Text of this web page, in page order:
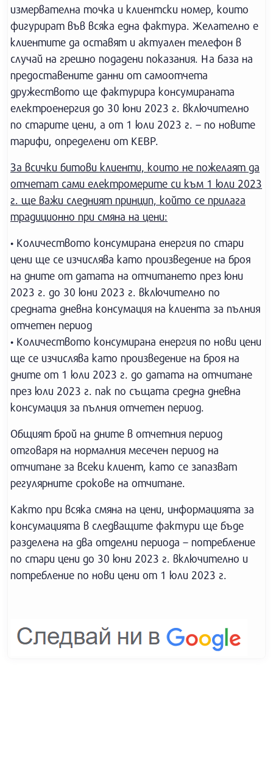
измервателна точка и клиентски номер, които
фигурират във всяка една фактура. Желателно е
клиентите да оставят и актуален телефон в
случай на грешно подадени показания. На база на
предоставените данни от самоотчета
дружеството ще фактурира консумираната
електроенергия до 30 юни 2023 г. включително
по старите цени, а от 1 юли 2023 г. – по новите
тарифи, определени от КЕВР.
За всички битови клиенти, които не пожелаят да
отчетат сами електромерите си към 1 юли 2023
г. ще важи следният принцип, който се прилага
традиционно при смяна на цени:
• Количеството консумирана енергия по стари
цени ще се изчислява като произведение на броя
на дните от датата на отчитането през юни
2023 г. до 30 юни 2023 г. включително по
средната дневна консумация на клиента за пълния
отчетен период
• Количеството консумирана енергия по нови цени
ще се изчислява като произведение на броя на
дните от 1 юли 2023 г. до датата на отчитане
през юли 2023 г. пак по същата средна дневна
консумация за пълния отчетен период.
Общият брой на дните в отчетния период
отговаря на нормалния месечен период на
отчитане за всеки клиент, като се запазват
регулярните срокове на отчитане.
Както при всяка смяна на цени, информацията за
консумацията в следващите фактури ще бъде
разделена на два отделни периода – потребление
по стари цени до 30 юни 2023 г. включително и
потребление по нови цени от 1 юли 2023 г.